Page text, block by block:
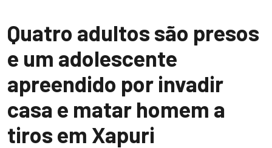
Quatro adultos são presos
e um adolescente
apreendido por invadir
casa e matar homem a
tiros em Xapuri